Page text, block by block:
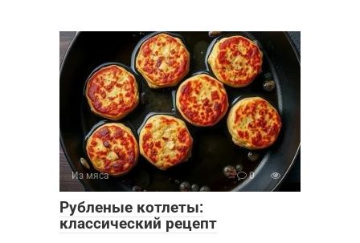
Из мяса 0
Рубленые котлеты:
классический рецепт